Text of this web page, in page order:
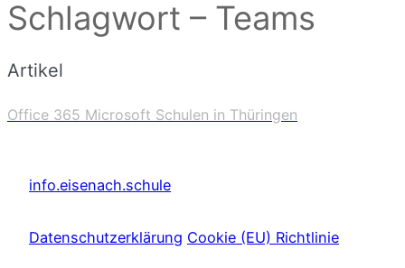
Schlagwort – Teams
Artikel
Office 365 Microsoft Schulen in Thüringen
info.eisenach.schule
Datenschutzerklärung Cookie (EU) Richtlinie